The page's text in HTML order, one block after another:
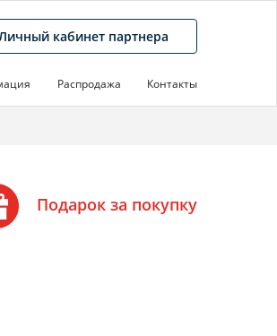
кабинет партнера
Распродажа Контакты
Подарок за покупку